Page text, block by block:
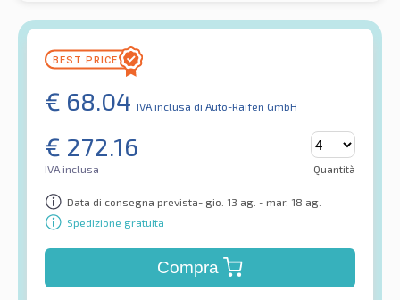
€ 68.04 IVA inclusa di Auto-Raifen GmbH
€ 272.16
IVA inclusa Quantità
Data di consegna prevista- gio. 13 ag. - mar. 18 ag.
Spedizione gratuita
Compra